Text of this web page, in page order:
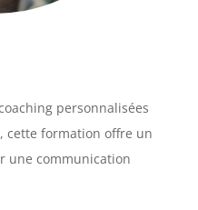
personnalisées
cette formation offre un
une communication